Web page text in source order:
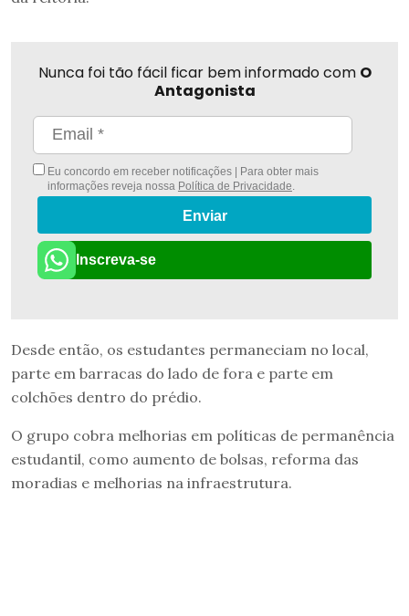
Nunca foi tão fácil ficar bem informado com O
Antagonista
Eu concordo em receber notificações | Para obter mais
informações reveja nossa Política de Privacidade
Enviar
Inscreva-se
Desde então, os estudantes permaneciam no local,
parte em barracas do lado de fora e parte em
colchões dentro do prédio.
O grupo cobra melhorias em políticas de permanência
estudantil, como aumento de bolsas, reforma das
moradias e melhorias na infraestrutura.